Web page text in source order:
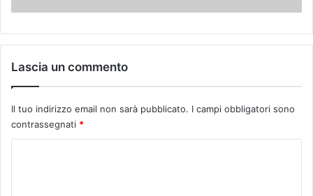
Lascia un commento
Il tuo indirizzo email non sarà pubblicato. I campi obbligatori sono
contrassegnati *